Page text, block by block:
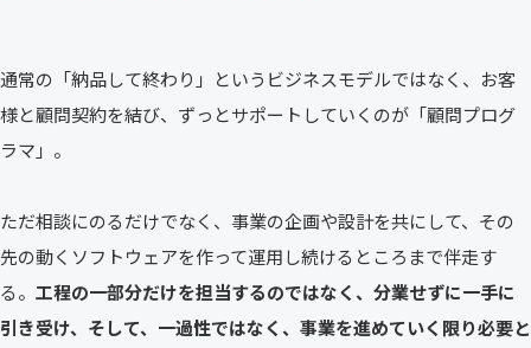
通常の「納品して終わり」というビジネスモデルではなく、お客
様と顧問契約を結び、ずっとサポートしていくのが「顧問プログ
ラマ」。
ただ相談にのるだけでなく、事業の企画や設計を共にして、その
先の動くソフトウェアを作って運用し続けるところまで伴走す
る。 工程の一部分だけを担当するのではなく、分業せずに一手に
引き受け、そして、一過性ではなく、事業を進めていく限り必要と